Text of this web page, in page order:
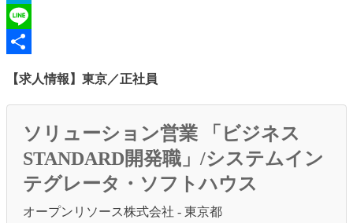
Hatena
Line
【求人情報】東京／正社員
ソリューション営業 「ビジネス
STANDARD開発職」/システムイン
テグレータ・ソフトハウス
オープンリソース株式会社 - 東京都